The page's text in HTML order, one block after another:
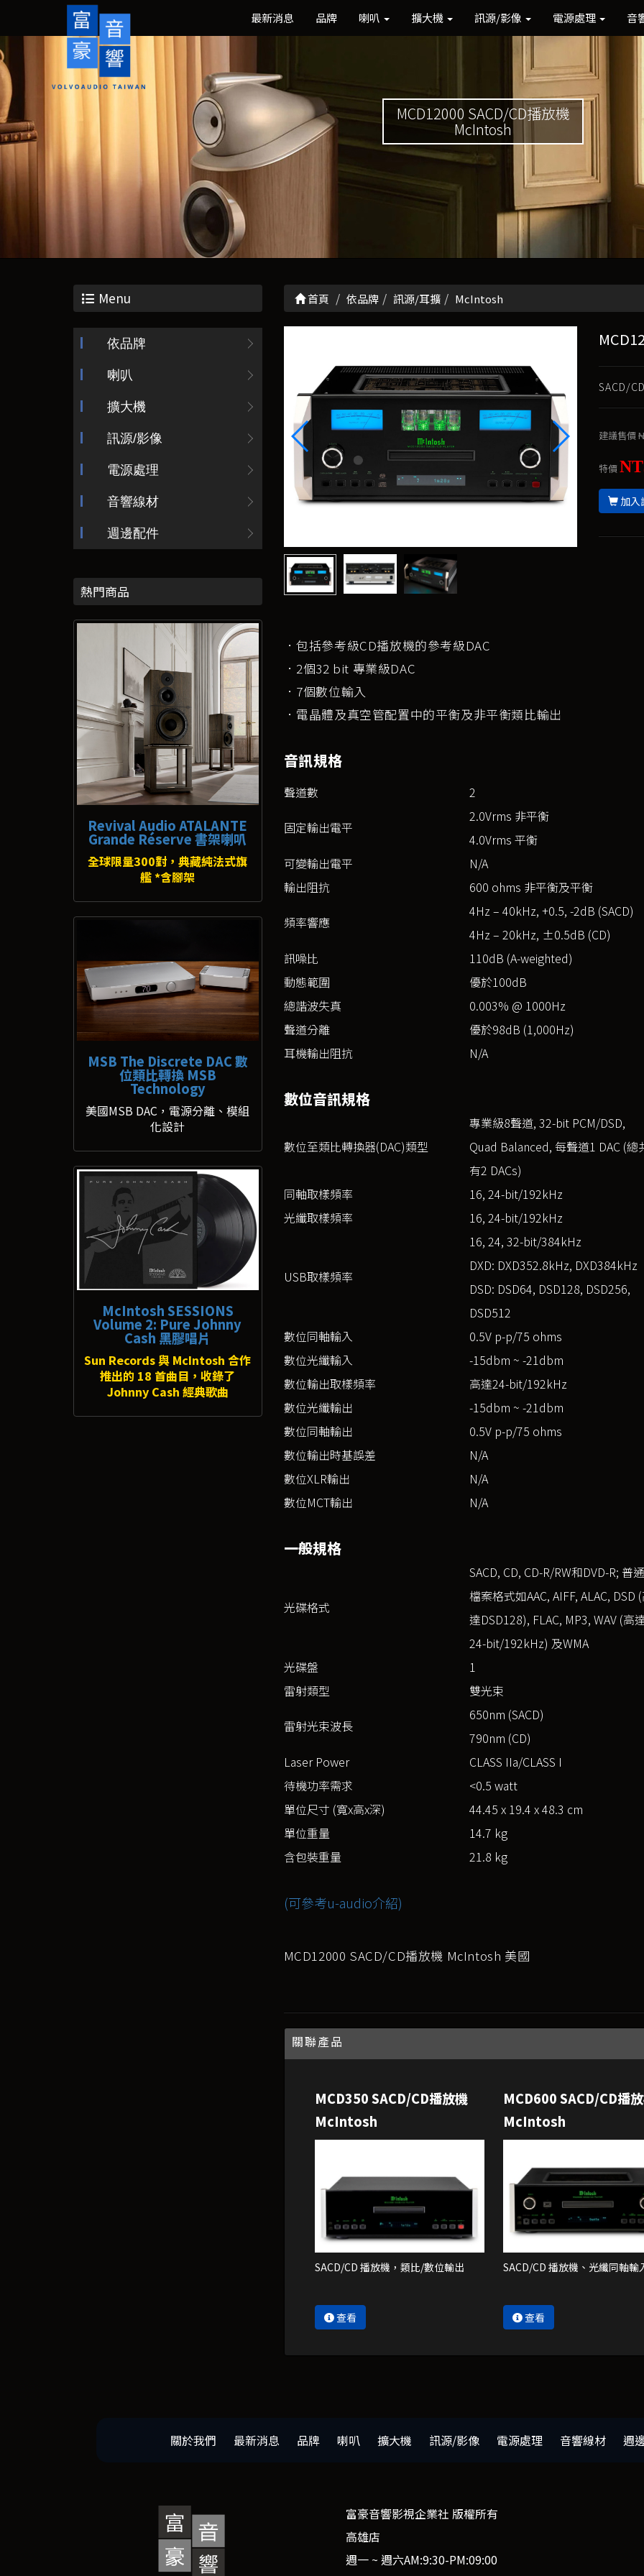
最新消息 品牌 喇叭 擴大機 訊源/影像 電源處理 音
MCD12000 SACD/CD播放機
McIntosh
Menu
依品牌
喇叭
擴大機
訊源/影像
電源處理
音響線材
週邊配件
熱門商品
Revival Audio ATALANTE
Grande Réserve 書架喇叭
全球限量300對，典藏純法式旗
艦 *含腳架
MSB The Discrete DAC 數
位類比轉換 MSB
Technology
美國MSB DAC，電源分離、模組
化設計
McIntosh SESSIONS
Volume 2: Pure Johnny
Cash 黑膠唱片
Sun Records 與 McIntosh 合作
推出的 18 首曲目，收錄了
Johnny Cash 經典歌曲
首頁 依品牌 訊源/耳擴 McIntosh
SACD/
建議售價
特價
加入
．包括參考級CD播放機的參考級DAC
．2個32 bit 專業級DAC
．7個數位輸入
．電晶體及真空管配置中的平衡及非平衡類比輸出
音訊規格
聲道數 2
固定輸出電平
2.0Vrms 非平衡
4.0Vrms 平衡
可變輸出電平
N/A
輸出阻抗
600 ohms 非平衡及平衡
頻率響應
4Hz – 40kHz, +0.5, -2dB (SACD)
4Hz – 20kHz, ±0.5dB (CD)
訊噪比
110dB (A-weighted)
動態範圍
優於100dB
總諧波失真
0.003% @ 1000Hz
聲道分離
優於98dB (1,000Hz)
耳機輸出阻抗
N/A
數位音訊規格
數位至類比轉換器(DAC)類型
專業級8聲道, 32-bit PCM/DSD,
Quad Balanced, 每聲道1 DAC (總
有2 DACs)
同軸取樣頻率
16, 24-bit/192kHz
光纖取樣頻率
16, 24-bit/192kHz
USB取樣頻率
16, 24, 32-bit/384kHz
DXD: DXD352.8kHz, DXD384kHz
DSD: DSD64, DSD128, DSD256,
DSD512
數位同軸輸入
0.5V p-p/75 ohms
數位光纖輸入
-15dbm ~ -21dbm
數位輸出取樣頻率
高達24-bit/192kHz
數位光纖輸出
-15dbm ~ -21dbm
數位同軸輸出
0.5V p-p/75 ohms
數位輸出時基誤差
N/A
數位XLR輸出
N/A
數位MCT輸出
N/A
一般規格
光碟格式
SACD, CD, CD-R/RW和DVD-R; 普通
檔案格式如AAC, AIFF, ALAC, DSD
達DSD128), FLAC, MP3, WAV (高
24-bit/192kHz) 及WMA
光碟盤
1
雷射類型
雙光束
雷射光束波長
650nm (SACD)
790nm (CD)
Laser Power
CLASS IIa/CLASS I
待機功率需求
<0.5 watt
單位尺寸 (寬x高x深)
44.45 x 19.4 x 48.3 cm
單位重量
14.7 kg
含包裝重量
21.8 kg
(可參考u-audio介紹)
MCD12000 SACD/CD播放機 McIntosh 美國
關聯產品
SACD/CD 播放機，類比/數位輸出
查看
MCD350 SACD/CD播放機
McIntosh
SACD/CD 播放機、光纖同軸輸
查看
MCD600 SACD/CD播
McIntosh
關於我們 最新消息 品牌 喇叭 擴大機 訊源/影像 電源處理 音響線材 週
富豪音響影視企業社 版權所有
高雄店
週一 ~ 週六AM:9:30-PM:09:00